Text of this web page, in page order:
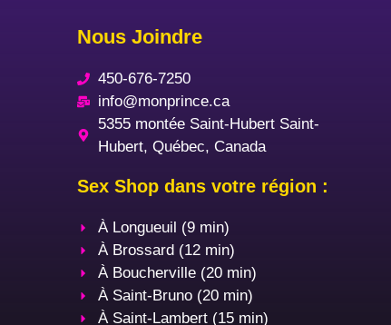
Nous Joindre
450-676-7250
info@monprince.ca
5355 montée Saint-Hubert Saint-
Hubert, Québec, Canada
Sex Shop dans votre région :
À Longueuil (9 min)
À Brossard (12 min)
À Boucherville (20 min)
À Saint-Bruno (20 min)
À Saint-Lambert (15 min)